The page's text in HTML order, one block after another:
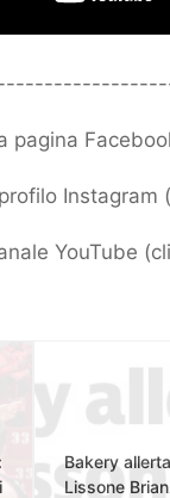
pagina
Instagram (
YouTube (
Bakery
Lissone